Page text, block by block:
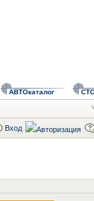
АВТОкаталог
Вход